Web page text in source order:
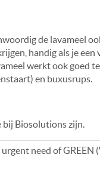
de lavameel
handig als je een
werkt ook goed
en buxusrups.
bij Biosolutions zijn.
need of GREEN